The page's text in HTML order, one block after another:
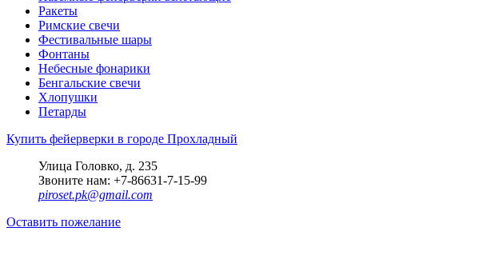
Ракеты
Римские свечи
Фестивальные шары
Фонтаны
Небесные фонарики
Бенгальские свечи
Хлопушки
Петарды
Купить фейерверки в городе Прохладный
Улица Головко, д. 235
Звоните нам: +7-86631-7-15-99
piroset.pk@gmail.com
Оставить пожелание